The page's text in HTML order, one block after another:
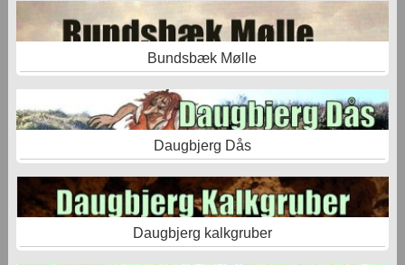
Bundsbæk Mølle
Daugbjerg Dås
Daugbjerg kalkgruber